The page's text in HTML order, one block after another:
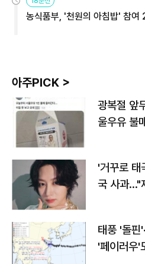
농식품부, '천원의 아침밥' 참여
아주PICK >
광복절 앞
울우유 불
'거꾸로 태
국 사과…"
태풍 '돌핀
'페이러우'